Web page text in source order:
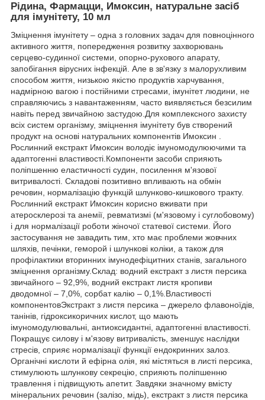
Рідина, Фармацци, Имоксин, натуральне засіб
для імунітету, 10 мл
Зміцнення імунітету – одна з головних задач для повноцінного
активного життя, попередження розвитку захворювань
серцево-судинної системи, опорно-рухового апарату,
запобігання вірусних інфекцій. Але в зв'язку з малорухливим
способом життя, низькою якістю продуктів харчування,
надмірною вагою і постійними стресами, імунітет людини, не
справляючись з навантаженням, часто виявляється безсилим
навіть перед звичайною застудою.Для комплексного захисту
всіх систем організму, зміцнення імунітету був створений
продукт на основі натуральних компонентів Имоксин .
Рослинний екстракт Имоксин володіє імуномодулюючими та
адаптогенні властивості.Компоненти засоби сприяють
поліпшенню еластичності судин, посилення м'язової
витривалості. Складові позитивно впливають на обмін
речовин, нормалізацію функцій шлунково-кишкового тракту.
Рослинний екстракт Имоксин корисно вживати при
атеросклерозі та анемії, ревматизмі (м'язовому і суглобовому)
і для нормалізації роботи жіночої статевої системи. Його
застосування не завадить тим, хто має проблеми жовчних
шляхів, печінки, геморой і шлункові коліки, а також для
профілактики вторинних імунодефіцитних станів, загального
зміцнення організму.Склад: водний екстракт з листя персика
звичайного – 92,9%, водний екстракт листя кропиви
дводомної – 7,0%, сорбат калію – 0,1%.Властивості
компонентовЭкстракт з листя персика – джерело флавоноїдів,
танінів, гідроксикоричних кислот, що мають
імуномодулювальні, антиоксидантні, адаптогенні властивості.
Покращує силову і м'язову витривалість, зменшує наслідки
стресів, сприяє нормалізації функції ендокринних залоз.
Органічні кислоти й ефірна олія, які містяться в листі персика,
стимулюють шлункову секрецію, сприяють поліпшенню
травлення і підвищують апетит. Завдяки значному вмісту
мінеральних речовин (залізо, мідь), екстракт з листя персика